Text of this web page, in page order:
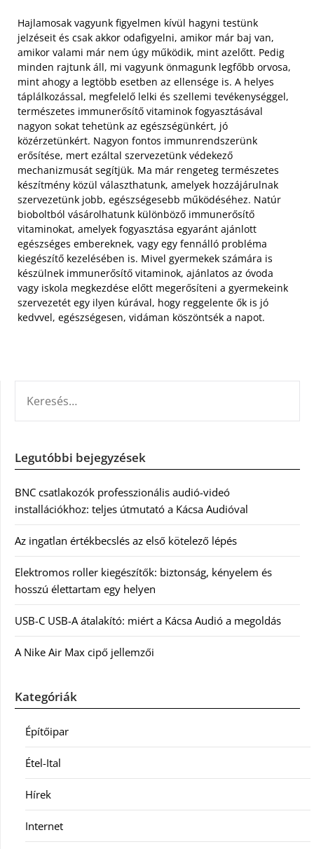
Hajlamosak vagyunk figyelmen kívül hagyni testünk
jelzéseit és csak akkor odafigyelni, amikor már baj van,
amikor valami már nem úgy működik, mint azelőtt. Pedig
minden rajtunk áll, mi vagyunk önmagunk legfőbb orvosa,
mint ahogy a legtöbb esetben az ellensége is. A helyes
táplálkozással, megfelelő lelki és szellemi tevékenységgel,
természetes immunerősítő vitaminok fogyasztásával
nagyon sokat tehetünk az egészségünkért, jó
közérzetünkért. Nagyon fontos immunrendszerünk
erősítése, mert ezáltal szervezetünk védekező
mechanizmusát segítjük. Ma már rengeteg természetes
készítmény közül választhatunk, amelyek hozzájárulnak
szervezetünk jobb, egészségesebb működéséhez. Natúr
bioboltból vásárolhatunk különböző immunerősítő
vitaminokat, amelyek fogyasztása egyaránt ajánlott
egészséges embereknek, vagy egy fennálló probléma
kiegészítő kezelésében is. Mivel gyermekek számára is
készülnek immunerősítő vitaminok, ajánlatos az óvoda
vagy iskola megkezdése előtt megerősíteni a gyermekeink
szervezetét egy ilyen kúrával, hogy reggelente ők is jó
kedvvel, egészségesen, vidáman köszöntsék a napot.
Legutóbbi bejegyzések
BNC csatlakozók professzionális audió-videó
installációkhoz: teljes útmutató a Kácsa Audióval
Az ingatlan értékbecslés az első kötelező lépés
Elektromos roller kiegészítők: biztonság, kényelem és
hosszú élettartam egy helyen
USB-C USB-A átalakító: miért a Kácsa Audió a megoldás
A Nike Air Max cipő jellemzői
Kategóriák
Építőipar
Étel-Ital
Hírek
Internet